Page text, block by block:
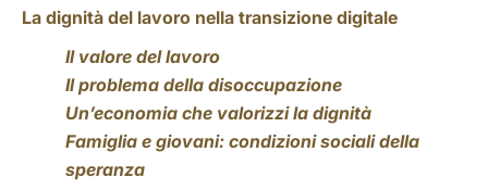
La dignità del lavoro nella transizione digitale
Il valore del lavoro
Il problema della disoccupazione
Un’economia che valorizzi la dignità
Famiglia e giovani: condizioni sociali della
speranza